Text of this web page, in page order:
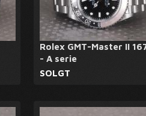
Rolex GMT-Master II
- A serie
SOLGT